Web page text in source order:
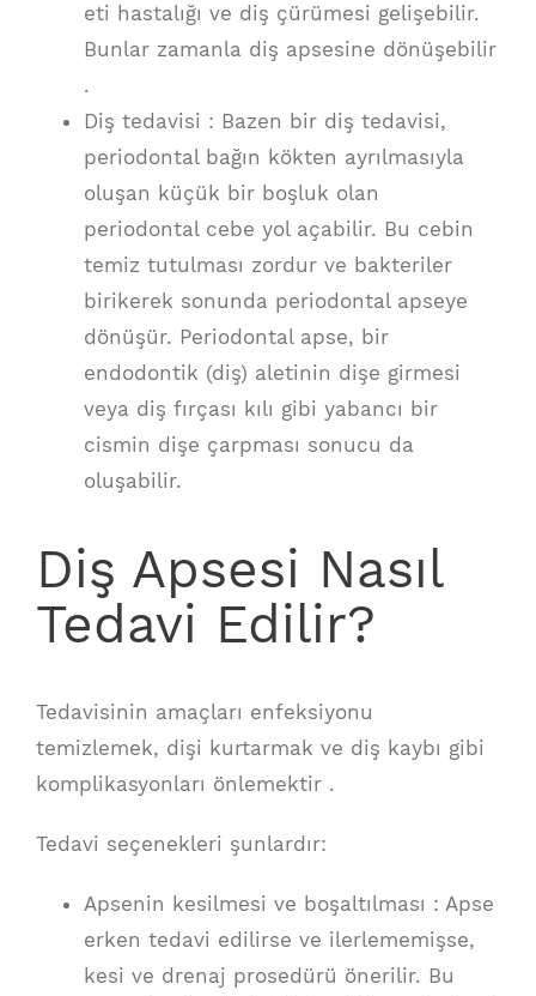
eti hastalığı ve diş çürümesi gelişebilir.
Bunlar zamanla diş apsesine dönüşebilir
.
Diş tedavisi : Bazen bir diş tedavisi,
periodontal bağın kökten ayrılmasıyla
oluşan küçük bir boşluk olan
periodontal cebe yol açabilir. Bu cebin
temiz tutulması zordur ve bakteriler
birikerek sonunda periodontal apseye
dönüşür. Periodontal apse, bir
endodontik (diş) aletinin dişe girmesi
veya diş fırçası kılı gibi yabancı bir
cismin dişe çarpması sonucu da
oluşabilir.
Diş Apsesi Nasıl
Tedavi Edilir?
Tedavisinin amaçları enfeksiyonu
temizlemek, dişi kurtarmak ve diş kaybı gibi
komplikasyonları önlemektir .
Tedavi seçenekleri şunlardır:
Apsenin kesilmesi ve boşaltılması : Apse
erken tedavi edilirse ve ilerlememişse,
kesi ve drenaj prosedürü önerilir. Bu